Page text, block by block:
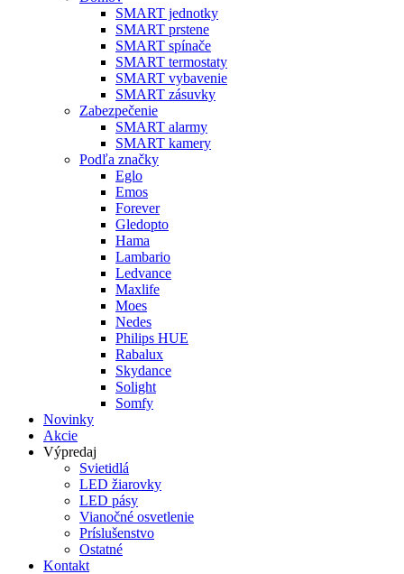
SMART jednotky
SMART prstene
SMART spínače
SMART termostaty
SMART vybavenie
SMART zásuvky
Zabezpečenie
SMART alarmy
SMART kamery
Podľa značky
Eglo
Emos
Forever
Gledopto
Hama
Lambario
Ledvance
Maxlife
Moes
Nedes
Philips HUE
Rabalux
Skydance
Solight
Somfy
Novinky
Akcie
Výpredaj
Svietidlá
LED žiarovky
LED pásy
Vianočné osvetlenie
Príslušenstvo
Ostatné
Kontakt